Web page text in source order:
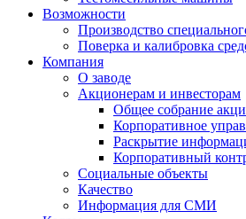
Возможности
Производство
Поверка и калибровка
Компания
О заводе
Акционерам и инвесторам
Общее собрание
Корпоративное
Раскрытие
Корпоративный
Социальные объекты
Качество
Информация для СМИ